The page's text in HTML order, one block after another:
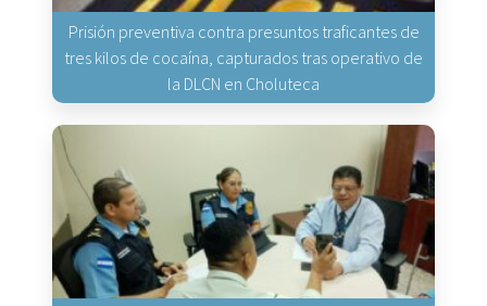
Prisión preventiva contra presuntos traficantes de
tres kilos de cocaína, capturados tras operativo de
la DLCN en Choluteca